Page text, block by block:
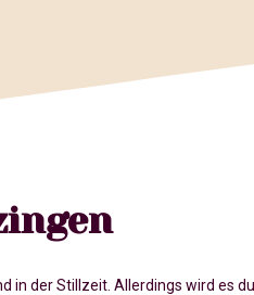
der Stillzeit. Allerdings wird es